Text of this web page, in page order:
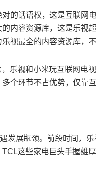
的话语权，这是互联网
内容资源库，这是乐视
视最全的内容资源库，
乐视和小米玩互联网电
个环节不占优势，仅靠
发展瓶颈。前段时间，
这些家电巨头手握雄